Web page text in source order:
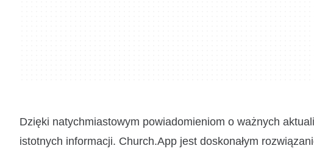
Dzięki natychmiastowym powiadomieniom o ważnych
istotnych informacji. Church.App jest doskonałym